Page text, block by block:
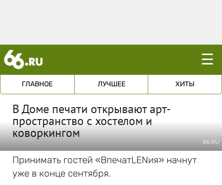
☰
ГЛАВНОЕ ЛУЧШЕЕ ХИТЫ
В Доме печати открывают арт-
пространство с хостелом и
коворкингом
66.RU
Принимать гостей «ВпечатLENия» начнут
уже в конце сентября.